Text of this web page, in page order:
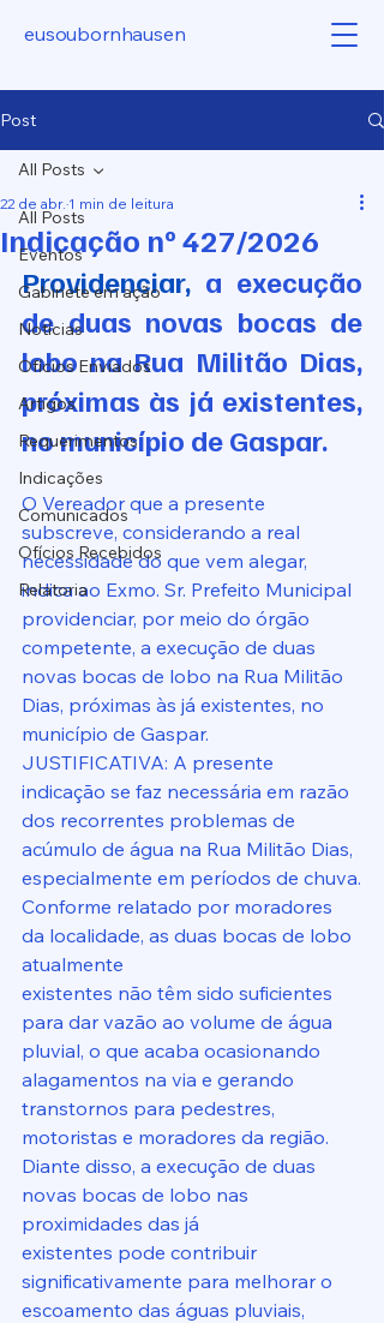
eusoubornhausen
Post
All Posts
Eventos
Gabinete em ação
Notícias
Ofícios Enviados
Artigos
Requerimentos
Indicações
Comunicados
Ofícios Recebidos
Relatoria
All Posts
Indicação nº 427/2026
22 de abr. 1 min de leitura
Providenciar, a execução
de duas novas bocas de
lobo na Rua Militão Dias,
próximas às já existentes,
no município de Gaspar.
O Vereador que a presente
subscreve, considerando a real
necessidade do que vem alegar,
indica ao Exmo. Sr. Prefeito Municipal
providenciar, por meio do órgão
competente, a execução de duas
novas bocas de lobo na Rua Militão
Dias, próximas às já existentes, no
município de Gaspar.
JUSTIFICATIVA: A presente
indicação se faz necessária em razão
dos recorrentes problemas de
acúmulo de água na Rua Militão Dias,
especialmente em períodos de chuva.
Conforme relatado por moradores
da localidade, as duas bocas de lobo
atualmente
existentes não têm sido suficientes
para dar vazão ao volume de água
pluvial, o que acaba ocasionando
alagamentos na via e gerando
transtornos para pedestres,
motoristas e moradores da região.
Diante disso, a execução de duas
novas bocas de lobo nas
proximidades das já
existentes pode contribuir
significativamente para melhorar o
escoamento das águas pluviais,